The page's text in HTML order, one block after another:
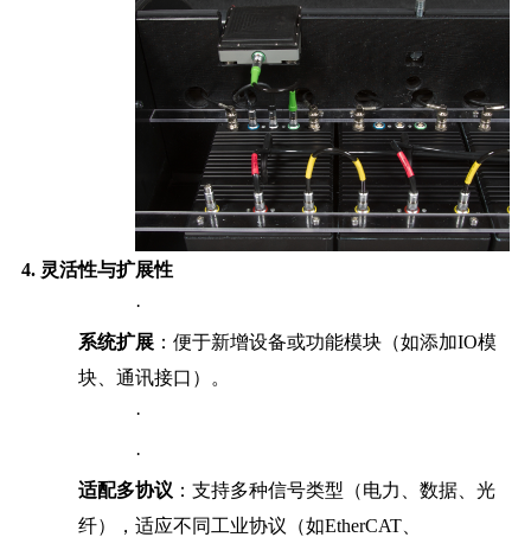
4. 灵活性与扩展性
·
系统扩展：便于新增设备或功能模块（如添加IO模
块、通讯接口）。
·
·
适配多协议 ：支持多种信号类型（电力、数据、光
纤），适应不同工业协议（如EtherCAT、